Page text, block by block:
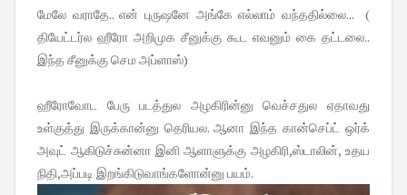
மேலே வராதே.. என் புருஷனே அங்கே எல்லாம் வந்ததில்லை... (
தியேட்டர்ல ஹீரோ அறிமுக சீனுக்கு கூட எவனும் கை தட்டலை..
இந்த சீனுக்கு செம அப்ளாஸ்)
ஹீரோவோட பேரு படத்துல அழகிரின்னு வெச்சதுல ஏதாவது
உள்குத்து இருக்கான்னு தெரியல. ஆனா இந்த கான்செப்ட் ஒர்க்
அவுட் ஆகிடுச்சுன்னா இனி ஆளாளுக்கு அழகிரி,ஸ்டாலின், உதய
நிதி,அப்படி இறங்கிடுவாங்களோன்னு பயம்.